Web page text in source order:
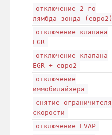
отключение 2-го
лямбда зонда (евро2)
отключение клапана
EGR
отключение клапана
EGR + евро2
отключение
иммобилайзера
снятие ограничителя
скорости
отключение EVAP